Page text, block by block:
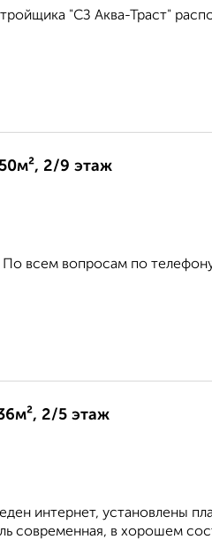
"СЗ Аква-Траст"
2/9 этаж
всем вопросам по
2/5 этаж
интернет, установлены
современная, в хорошем